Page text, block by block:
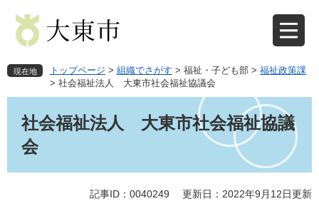
先
で
を
ば
へ
現在地 トップページ > 組織でさがす > 福祉・子ども部 > 福祉政策課
> 社会福祉法人 大東市社会福祉協議会
社会福祉法人 大東市社会福祉協議
会
記事ID：0040249 更新日：2022年9月12日更新